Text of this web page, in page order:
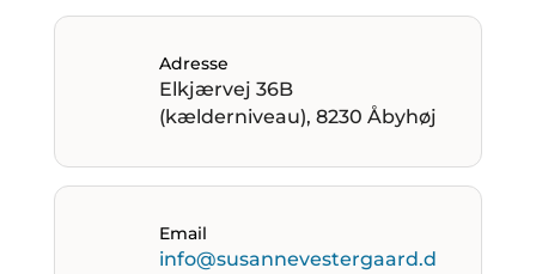
Adresse
Elkjærvej 36B
(kælderniveau), 8230 Åbyhøj
Email
info@susannevestergaard.d